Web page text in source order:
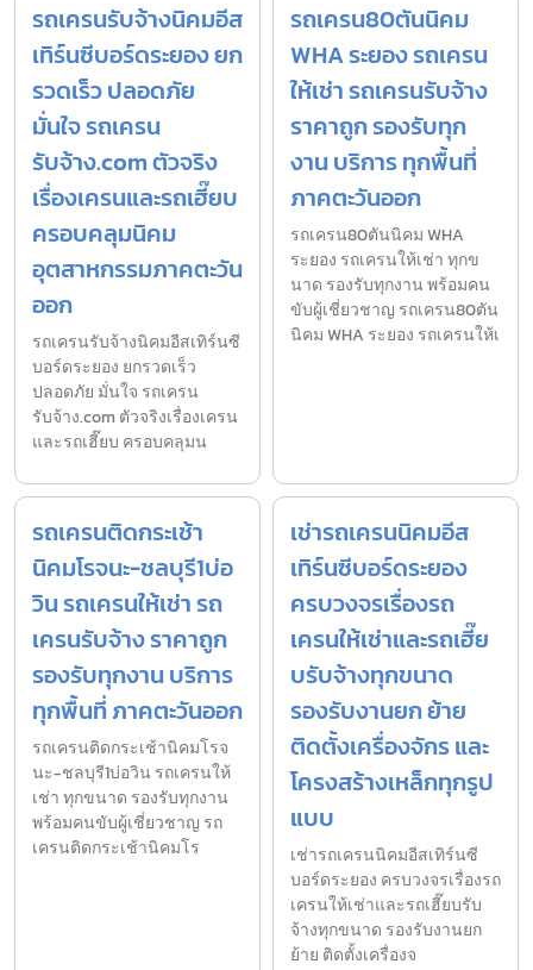
รถเครนรับจ้างนิคมอีส
เทิร์นซีบอร์ดระยอง ยก
รวดเร็ว ปลอดภัย
มั่นใจ รถเครน
รับจ้าง.com ตัวจริง
เรื่องเครนและรถเฮี๊ยบ
ครอบคลุมนิคม
อุตสาหกรรมภาคตะวัน
ออก
รถเครนรับจ้างนิคมอีสเทิร์นซี
บอร์ดระยอง ยกรวดเร็ว
ปลอดภัย มั่นใจ รถเครน
รับจ้าง.com ตัวจริงเรื่องเครน
และรถเฮี๊ยบ ครอบคลุมน
รถเครน80ตันนิคม
WHA ระยอง รถเครน
ให้เช่า รถเครนรับจ้าง
ราคาถูก รองรับทุก
งาน บริการ ทุกพื้นที่
ภาคตะวันออก
รถเครน80ตันนิคม WHA
ระยอง รถเครนให้เช่า ทุกข
นาด รองรับทุกงาน พร้อมคน
ขับผู้เชี่ยวชาญ รถเครน80ตัน
นิคม WHA ระยอง รถเครนให้เ
รถเครนติดกระเช้า
นิคมโรจนะ-ชลบุรี1บ่อ
วิน รถเครนให้เช่า รถ
เครนรับจ้าง ราคาถูก
รองรับทุกงาน บริการ
ทุกพื้นที่ ภาคตะวันออก
รถเครนติดกระเช้านิคมโรจ
นะ-ชลบุรี1บ่อวิน รถเครนให้
เช่า ทุกขนาด รองรับทุกงาน
พร้อมคนขับผู้เชี่ยวชาญ รถ
เครนติดกระเช้านิคมโร
เช่ารถเครนนิคมอีส
เทิร์นซีบอร์ดระยอง
ครบวงจรเรื่องรถ
เครนให้เช่าและรถเฮี๊ย
บรับจ้างทุกขนาด
รองรับงานยก ย้าย
ติดตั้งเครื่องจักร และ
โครงสร้างเหล็กทุกรูป
แบบ
เช่ารถเครนนิคมอีสเทิร์นซี
บอร์ดระยอง ครบวงจรเรื่องรถ
เครนให้เช่าและรถเฮี๊ยบรับ
จ้างทุกขนาด รองรับงานยก
ย้าย ติดตั้งเครื่องจ